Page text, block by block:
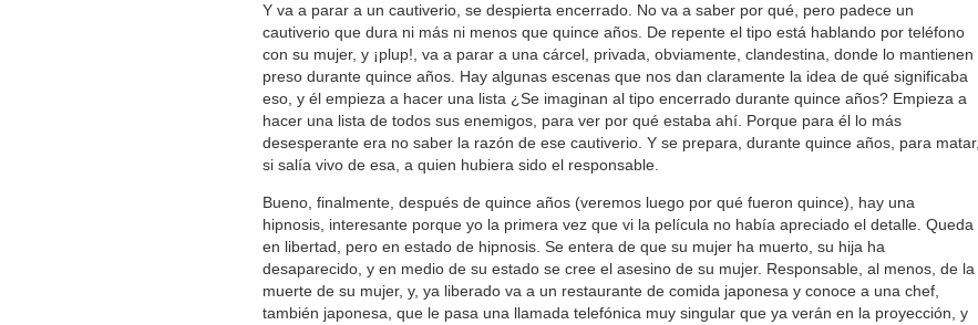
Y va a parar a un cautiverio, se despierta encerrado. No va a saber por qué, pero padece un
cautiverio que dura ni más ni menos que quince años. De repente el tipo está hablando por teléfono
con su mujer, y ¡plup!, va a parar a una cárcel, privada, obviamente, clandestina, donde lo mantienen
preso durante quince años. Hay algunas escenas que nos dan claramente la idea de qué significaba
eso, y él empieza a hacer una lista ¿Se imaginan al tipo encerrado durante quince años? Empieza a
hacer una lista de todos sus enemigos, para ver por qué estaba ahí. Porque para él lo más
desesperante era no saber la razón de ese cautiverio. Y se prepara, durante quince años, para matar,
si salía vivo de esa, a quien hubiera sido el responsable.
Bueno, finalmente, después de quince años (veremos luego por qué fueron quince), hay una
hipnosis, interesante porque yo la primera vez que vi la película no había apreciado el detalle. Queda
en libertad, pero en estado de hipnosis. Se entera de que su mujer ha muerto, su hija ha
desaparecido, y en medio de su estado se cree el asesino de su mujer. Responsable, al menos, de la
muerte de su mujer, y, ya liberado va a un restaurante de comida japonesa y conoce a una chef,
también japonesa, que le pasa una llamada telefónica muy singular que ya verán en la proyección, y